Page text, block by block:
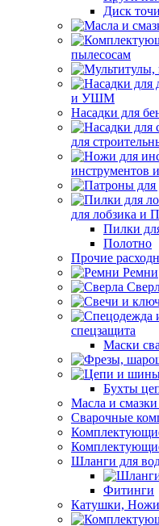
Диск
пылесосам
и УШМ
Насадки для
для
инструментов
для лобзика и
Пилки
Полотно
Прочие
Ремни
спецзащита
Маски
Бухты
Масла и
Сварочные
Шланги для
Фитинги
Катушки,